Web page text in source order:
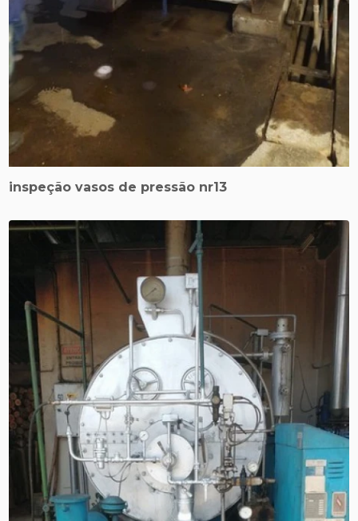
inspeção vasos de pressão nr13